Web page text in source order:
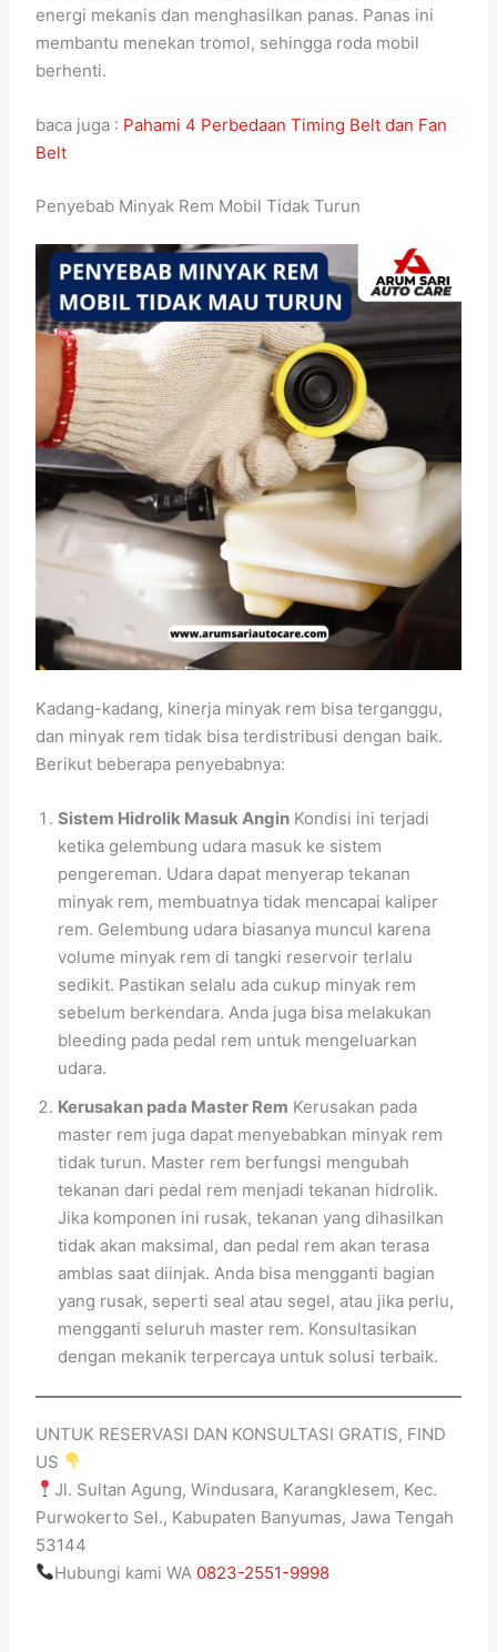
energi mekanis dan menghasilkan panas. Panas ini
membantu menekan tromol, sehingga roda mobil
berhenti.
baca juga : Pahami 4 Perbedaan Timing Belt dan Fan
Belt
Penyebab Minyak Rem Mobil Tidak Turun
Kadang-kadang, kinerja minyak rem bisa terganggu,
dan minyak rem tidak bisa terdistribusi dengan baik.
Berikut beberapa penyebabnya:
Sistem Hidrolik Masuk Angin Kondisi ini terjadi
ketika gelembung udara masuk ke sistem
pengereman. Udara dapat menyerap tekanan
minyak rem, membuatnya tidak mencapai kaliper
rem. Gelembung udara biasanya muncul karena
volume minyak rem di tangki reservoir terlalu
sedikit. Pastikan selalu ada cukup minyak rem
sebelum berkendara. Anda juga bisa melakukan
bleeding pada pedal rem untuk mengeluarkan
udara.
Kerusakan pada Master Rem Kerusakan pada
master rem juga dapat menyebabkan minyak rem
tidak turun. Master rem berfungsi mengubah
tekanan dari pedal rem menjadi tekanan hidrolik.
Jika komponen ini rusak, tekanan yang dihasilkan
tidak akan maksimal, dan pedal rem akan terasa
amblas saat diinjak. Anda bisa mengganti bagian
yang rusak, seperti seal atau segel, atau jika perlu,
mengganti seluruh master rem. Konsultasikan
dengan mekanik terpercaya untuk solusi terbaik.
UNTUK RESERVASI DAN KONSULTASI GRATIS, FIND
US
Jl. Sultan Agung, Windusara, Karangklesem, Kec.
Purwokerto Sel., Kabupaten Banyumas, Jawa Tengah
53144
Hubungi kami WA 0823-2551-9998